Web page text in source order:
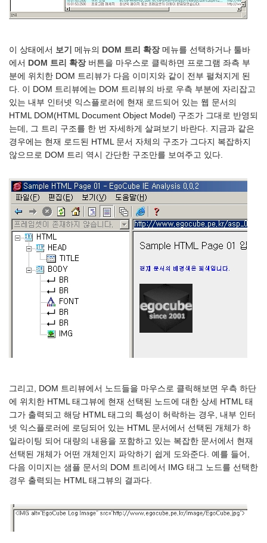
이 상태에서 보기 메뉴의 DOM 트리 확장메뉴를 선택하거나 툴바
에서 DOM 트리 확장버튼을 마우스로 클릭하면 프로그램 좌측 부
분에 위치한 DOM 트리뷰가 다음 이미지와 같이 전부 펼쳐지게 된
다. 이 DOM 트리뷰에는 DOM 트리뷰의 바로 우측 부분에 자리잡고
있는 내부 인터넷 익스플로러에 현재 로드되어 있는 웹 문서의
HTML DOM(HTML Document Object Model) 구조가 그대로 반영되
는데, 그 트리 구조를 한 번 자세하게 살펴보기 바란다. 지금과 같은
경우에는 현재 로드된 HTML 문서 자체의 구조가 그다지 복잡하지
않으므로 DOM 트리 역시 간단한 구조만를 보여주고 있다.
그리고, DOM 트리뷰에서 노드들을 마우스로 클릭해보면 우측 하단
에 위치한 HTML 태그뷰에 현재 선택된 노드에 대한 상세 HTML 태
그가 출력되고 해당 HTML 태그의 특성이 허락하는 경우, 내부 인터
넷 익스플로러에 로딩되어 있는 HTML 문서에서 선택된 개체가 하
일라이팅 되어 대량의 내용을 포함하고 있는 복잡한 문서에서 현재
선택된 개체가 어떤 개체인지 파악하기 쉽게 도와준다. 예를 들어,
다음 이미지는 샘플 문서의 DOM 트리에서 IMG 태그 노드를 선택한
경우 출력되는 HTML 태그뷰의 결과다.